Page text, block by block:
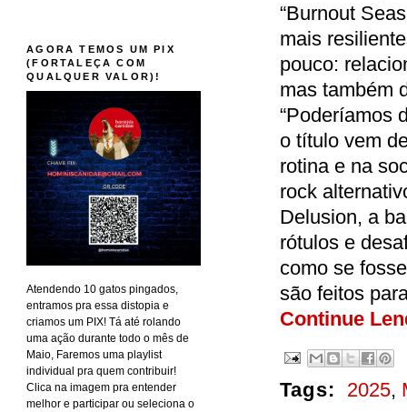
“Burnout
mais
pouco:
mas também
“Poderíamos
o título vem
rotina e na
rock
Delusion, a
rótulos e
como se
são feitos
Continue
Tags: 2025,
AGORA TEMOS UM PIX
(FORTALEÇA COM
QUALQUER VALOR)!
Atendendo 10 gatos pingados,
entramos pra essa distopia e
criamos um PIX! Tá até rolando
uma ação durante todo o mês de
Maio, Faremos uma playlist
individual pra quem contribuir!
Clica na imagem pra entender
melhor e participar ou seleciona o